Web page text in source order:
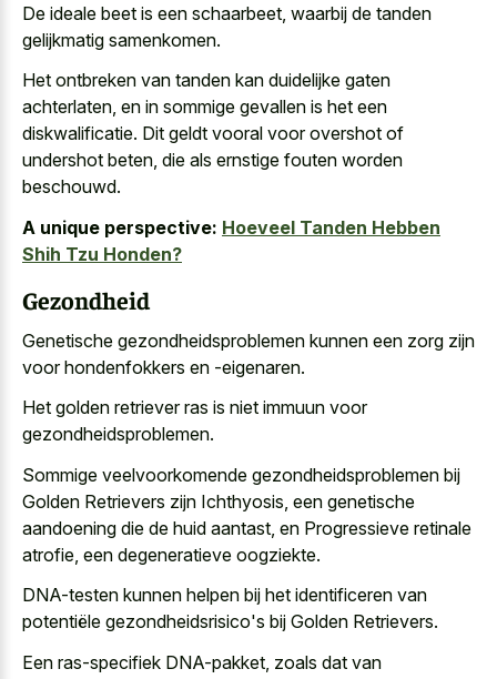
De ideale beet is een schaarbeet, waarbij de tanden
gelijkmatig samenkomen.
Het ontbreken van tanden kan duidelijke gaten
achterlaten, en in sommige gevallen is het een
diskwalificatie. Dit geldt vooral voor overshot of
undershot beten, die als ernstige fouten worden
beschouwd.
A unique perspective: Hoeveel Tanden Hebben
Shih Tzu Honden?
Gezondheid
Genetische gezondheidsproblemen kunnen een zorg zijn
voor hondenfokkers en -eigenaren.
Het golden retriever ras is niet immuun voor
gezondheidsproblemen.
Sommige veelvoorkomende gezondheidsproblemen bij
Golden Retrievers zijn Ichthyosis, een genetische
aandoening die de huid aantast , en Progressieve retinale
atrofie, een degeneratieve oogziekte.
DNA-testen kunnen helpen bij het identificeren van
potentiële gezondheidsrisico's bij Golden Retrievers.
Een ras-specifiek DNA-pakket, zoals dat van